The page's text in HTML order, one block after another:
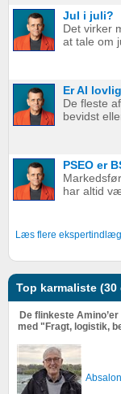
de bare
godt som
nu så
Jul i juli?
Det virker
at tale om
faktisk god
Alt for
forberede
Er AI
De fleste
bevidst
eller
stille
det er
meget
PSEO er
har altid
at pakke
Nogle
dygtige.
meget kr...
Læs flere ekspertindlæg
Top karmaliste (30
De flinkeste
med "Fragt, logistik,